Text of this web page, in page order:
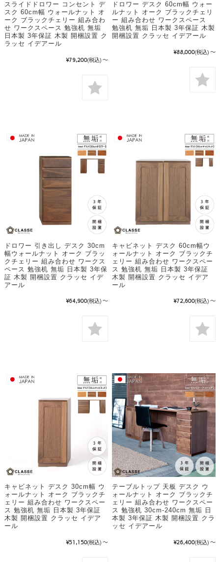
スライドドロワー コンセント デ
スク 60cm幅 ウォールナット オ
ーク ブラックチェリー 組み合わ
せ ワークスペース 勉強机 無垢
日本製 3年保証 木製 開梱設置 ク
ラッセ イデアール
¥79,200(税込) ～
ドロワー デスク 60cm幅 ウォー
ルナット オーク ブラックチェリ
ー 組み合わせ ワークスペース
勉強机 無垢 日本製 3年保証 木製
開梱設置 クラッセ イデアール
¥88,000(税込) ～
ドロワー 引き出し デスク 30cm
幅ウォールナット オーク ブラッ
クチェリー 組み合わせ ワークス
ペース 勉強机 無垢 日本製 3年保
証 木製 開梱設置 クラッセ イデ
アール
¥64,900(税込) ～
キャビネット デスク 60cm幅ウ
ォールナット オーク ブラックチ
ェリー 組み合わせ ワークスペー
ス 勉強机 無垢 日本製 3年保証
木製 開梱設置 クラッセ イデア
ール
¥72,600(税込) ～
キャビネット デスク 30cm幅 ウ
ォールナット オーク ブラックチ
ェリー 組み合わせ ワークスペー
ス 勉強机 無垢 日本製 3年保証
木製 開梱設置 クラッセ イデア
ール
¥51,150(税込) ～
テーブルトップ 天板 デスク ウ
ォールナット オーク ブラックチ
ェリー 組み合わせ ワークスペー
ス 勉強机 30cm-240cm 無垢 日
本製 3年保証 木製 開梱設置 クラ
ッセ イデアール
¥26,400(税込) ～